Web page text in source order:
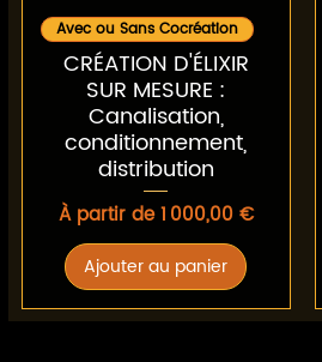
Aperçu rapide
Avec ou Sans Cocréation
CRÉATION D'ÉLIXIR
SUR MESURE :
Canalisation,
conditionnement,
distribution
À partir de1 000,00 €
Prix promotionnel
Ajouter au panier